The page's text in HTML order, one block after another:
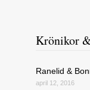
Krönikor
Ranelid &
april 12, 2016